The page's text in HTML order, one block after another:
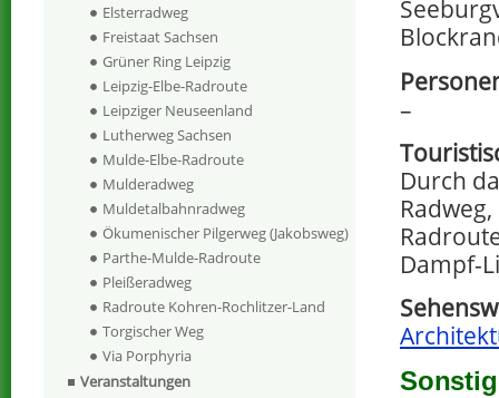
–
Durch
Dampf-
Elsterradweg
Freistaat Sachsen
Grüner Ring Leipzig
Leipzig-Elbe-Radroute
Leipziger Neuseenland
Lutherweg Sachsen
Mulde-Elbe-Radroute
Mulderadweg
Muldetalbahnradweg
Ökumenischer Pilgerweg (Jakobsweg)
Parthe-Mulde-Radroute
Pleißeradweg
Radroute Kohren-Rochlitzer-Land
Torgischer Weg
Via Porphyria
Veranstaltungen